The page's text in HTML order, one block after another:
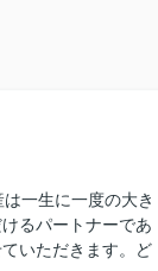
一生に一度の大き
るパートナーであ
いただきます。ど